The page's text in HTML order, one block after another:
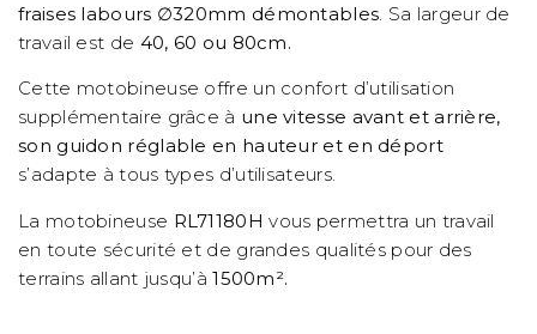
fraises labours ∅320mm démontables . Sa largeur de
travail est de 40, 60 ou 80cm.
Cette motobineuse offre un confort d’utilisation
supplémentaire grâce à une vitesse avant et arrière,
son guidon réglable en hauteur et en déport
s’adapte à tous types d’utilisateurs.
La motobineuse RL71180H vous permettra un travail
en toute sécurité et de grandes qualités pour des
terrains allant jusqu’à 1500m².